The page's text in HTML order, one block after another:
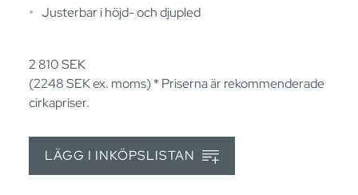
Justerbar i höjd- och djupled
2 810SEK
(2248SEKex. moms) * Priserna är rekommenderade
cirkapriser.
LÄGG I INKÖPSLISTAN